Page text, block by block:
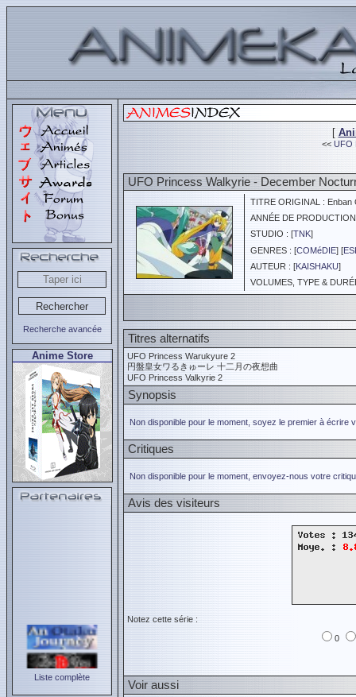
Recherche avancée
Anime Store
Liste complète
[
<< UFO
UFO Princess Walkyrie - December
TITRE ORIGINAL : Enban
ANNÉE DE
STUDIO : [TNK]
GENRES : [COMéDIE] [
AUTEUR : [KAISHAKU]
VOLUMES, TYPE &
Titres alternatifs
UFO Princess Warukyure 2
円盤皇女ワるきゅーレ 十二月の夜想曲
UFO Princess Valkyrie 2
Synopsis
Non disponible pour le moment, soyez le premier à écrire
Critiques
Non disponible pour le moment, envoyez-nous votre
Avis des visiteurs
Notez cette série :
0
Voir aussi